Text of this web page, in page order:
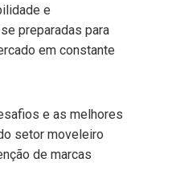
e
preparadas para
em constante